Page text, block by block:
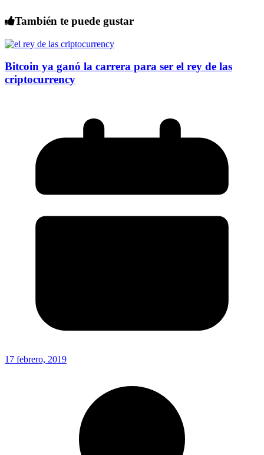
También te puede gustar
Bitcoin ya ganó la carrera para ser el rey de las
criptocurrency
17 febrero, 2019